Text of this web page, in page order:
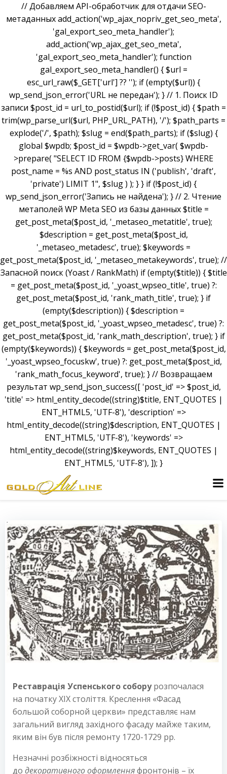
// Добавляем API-обработчик для отдачи SEO-
метаданных add_action('wp_ajax_nopriv_get_seo_meta',
'gal_export_seo_meta_handler');
add_action('wp_ajax_get_seo_meta',
'gal_export_seo_meta_handler'); function
gal_export_seo_meta_handler() { $url =
esc_url_raw($_GET['url'] ?? ''); if (empty($url)) {
wp_send_json_error('URL не передан'); } // 1. Поиск ID
записи $post_id = url_to_postid($url); if (!$post_id) { $path =
trim(wp_parse_url($url, PHP_URL_PATH), '/'); $path_parts =
explode('/', $path); $slug = end($path_parts); if ($slug) {
global $wpdb; $post_id = $wpdb->get_var( $wpdb-
>prepare( "SELECT ID FROM {$wpdb->posts} WHERE
post_name = %s AND post_status IN ('publish', 'draft',
'private') LIMIT 1", $slug ) ); } } if (!$post_id) {
wp_send_json_error('Запись не найдена'); } // 2. Чтение
метаполей WP Meta SEO из базы данных $title =
get_post_meta($post_id, '_metaseo_metatitle', true);
$description = get_post_meta($post_id,
'_metaseo_metadesc', true); $keywords =
get_post_meta($post_id, '_metaseo_metakeywords', true); //
Запасной поиск (Yoast / RankMath) if (empty($title)) { $title
= get_post_meta($post_id, '_yoast_wpseo_title', true) ?:
get_post_meta($post_id, 'rank_math_title', true); } if
(empty($description)) { $description =
get_post_meta($post_id, '_yoast_wpseo_metadesc', true) ?:
get_post_meta($post_id, 'rank_math_description', true); } if
(empty($keywords)) { $keywords = get_post_meta($post_id,
'_yoast_wpseo_focuskw', true) ?: get_post_meta($post_id,
'rank_math_focus_keyword', true); } // Возвращаем
результат wp_send_json_success([ 'post_id' => $post_id,
'title' => html_entity_decode((string)$title, ENT_QUOTES |
ENT_HTML5, 'UTF-8'), 'description' =>
html_entity_decode((string)$description, ENT_QUOTES |
ENT_HTML5, 'UTF-8'), 'keywords' =>
html_entity_decode((string)$keywords, ENT_QUOTES |
ENT_HTML5, 'UTF-8'), ]); }
Реставрація Успенського соборурозпочалася
на початку XIX століття. Креслення «Фасад
большой соборной церкви» представляє нам
загальний вигляд західного фасаду майже таким,
яким він був після ремонту 1720-1729 рр.
Незначні розбіжності відносяться
до декоративного оформленняфронтонів – їх